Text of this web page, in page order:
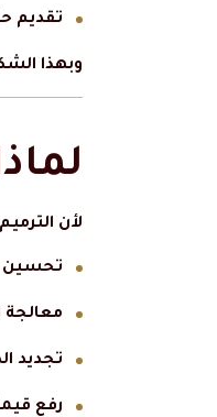
تقديم
وبهذا
لأن
معالجة
تجديد
رفع